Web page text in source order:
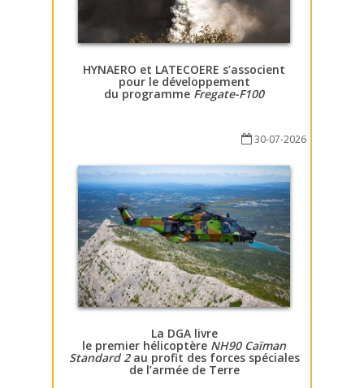
HYNAERO et LATECOERE s’associent
pour le développement
du programme Fregate-F100
30-07-2026
La DGA livre
le premier hélicoptère NH90 Caïman
Standard 2au profit des forces spéciales
de l’armée de Terre